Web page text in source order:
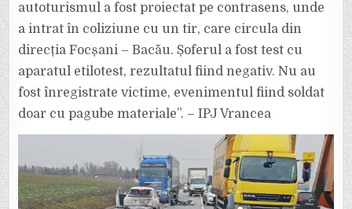
autoturismul a fost proiectat pe contrasens, unde
a intrat în coliziune cu un tir, care circula din
direcția Focșani – Bacău. Șoferul a fost test cu
aparatul etilotest, rezultatul fiind negativ. Nu au
fost înregistrate victime, evenimentul fiind soldat
doar cu pagube materiale”. – IPJ Vrancea